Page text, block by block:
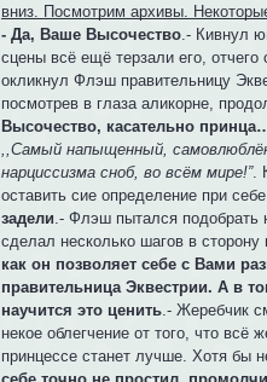
вниз. Посмотрим архивы.
- Да, Ваше Высочество.- Кивнул
сцены всё ещё терзали его,
окликнул Флэш правительницу
посмотрев в глаза аликорне,
Высочество, касательно
,,Самый напыщенный,
нарциссизма сноб, во всём мире!”.
оставить сие определение при
задели.- Флэш пытался подобрать
сделал несколько шагов в
как он позволяет себе с Вами
правительница Эквестрии. А в
научится это ценить.- Жеребчик
некое облегчение от того, что
принцессе станет лучше. Хотя бы